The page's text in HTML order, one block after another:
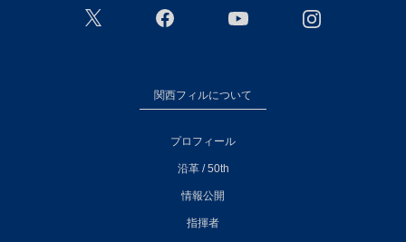
関西フィルについて
プロフィール
沿革 / 50th
情報公開
指揮者